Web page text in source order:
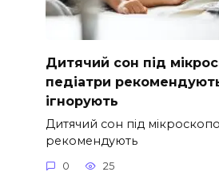
Дитячий сон під
педіатри
ігнорують
Дитячий сон під
рекомендують
0 25